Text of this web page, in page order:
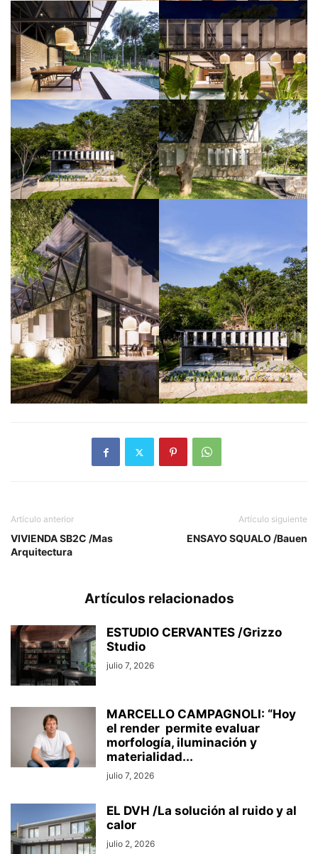
Artículo anterior
VIVIENDA SB2C /Mas
Arquitectura
Artículo siguiente
ENSAYO SQUALO /Bauen
Artículos relacionados
ESTUDIO CERVANTES /Grizzo
Studio
julio 7, 2026
MARCELLO CAMPAGNOLI: “Hoy
el render permite evaluar
morfología, iluminación y
materialidad...
julio 7, 2026
EL DVH /La solución al ruido y al
calor
julio 2, 2026